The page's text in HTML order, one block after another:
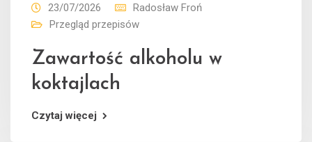
23/07/2026
Radosław Froń
Przegląd przepisów
Zawartość alkoholu w
koktajlach
Czytaj więcej